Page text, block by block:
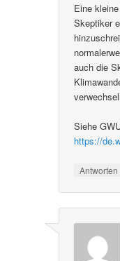
Eine
Skeptiker
auch die
Siehe
https://
Antworten